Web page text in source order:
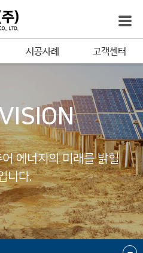
시공사례 고객센터
에너지의 미래를 밝힐
니다.